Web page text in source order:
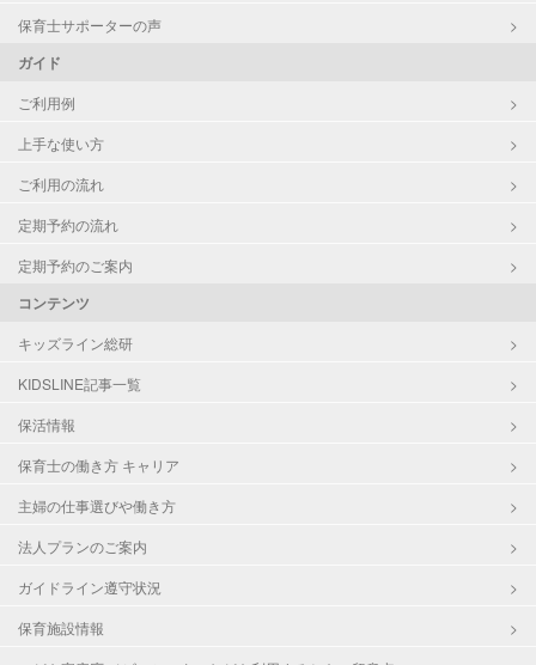
保育士サポーターの声
ガイド
ご利用例
上手な使い方
ご利用の流れ
定期予約の流れ
定期予約のご案内
コンテンツ
キッズライン総研
KIDSLINE記事一覧
保活情報
保育士の働き方 キャリア
主婦の仕事選びや働き方
法人プランのご案内
ガイドライン遵守状況
保育施設情報